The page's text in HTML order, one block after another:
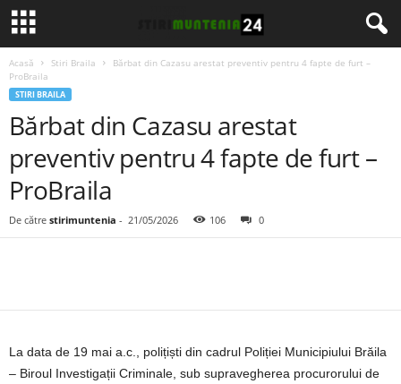
Acasă Stiri Braila
Bărbat din Cazasu arestat preventiv pentru 4 fapte de furt –
ProBraila
STIRI BRAILA
Bărbat din Cazasu arestat
preventiv pentru 4 fapte de furt –
ProBraila
De către stirimuntenia - 21/05/2026 106 0
La data de 19 mai a.c., polițiști din cadrul Poliției Municipiului Brăila
– Biroul Investigații Criminale, sub supravegherea procurorului de